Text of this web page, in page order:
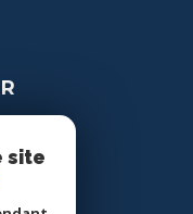
site